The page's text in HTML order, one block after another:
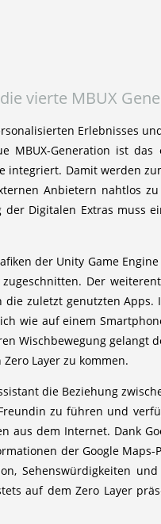
vierte MBUX
Erlebnisses
Generation ist
integriert. Damit werden
Anbietern nahtlos
Digitalen Extras muss
der Unity Game
Der
zuletzt genutzten Apps.
wie auf einem
Wischbewegung gelangt
Layer zu kommen.
die Beziehung
zu führen und
aus dem Internet. Dank
der Google
Sehenswürdigkeiten
auf dem Zero Layer